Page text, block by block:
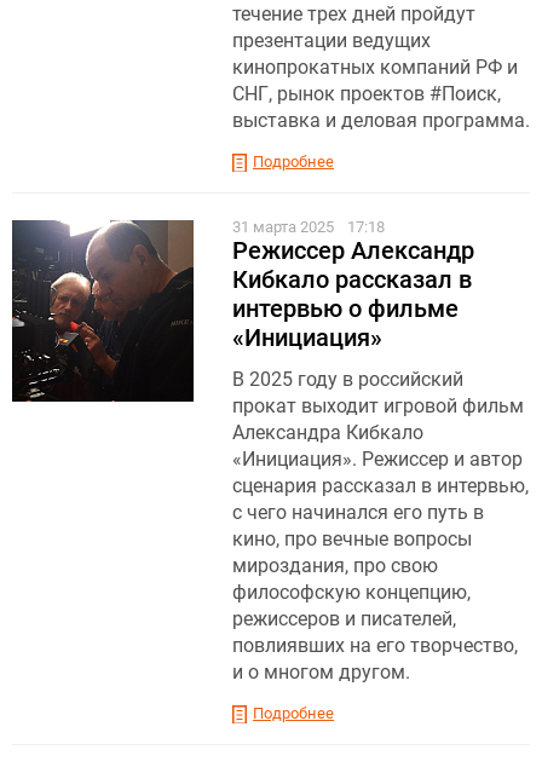
течение трех дней пройдут
презентации ведущих
кинопрокатных компаний РФ и
СНГ, рынок проектов #Поиск,
выставка и деловая программа.
Подробнее
31 марта 2025 17:18
Режиссер Александр
Кибкало рассказал в
интервью о фильме
«Инициация»
В 2025 году в российский
прокат выходит игровой фильм
Александра Кибкало
«Инициация». Режиссер и автор
сценария рассказал в интервью,
с чего начинался его путь в
кино, про вечные вопросы
мироздания, про свою
философскую концепцию,
режиссеров и писателей,
повлиявших на его творчество,
и о многом другом.
Подробнее